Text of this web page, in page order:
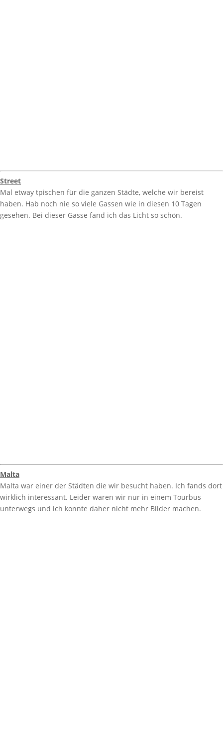
Street
Mal etway tpischen für die ganzen Städte, welche wir bereist
haben. Hab noch nie so viele Gassen wie in diesen 10 Tagen
gesehen. Bei dieser Gasse fand ich das Licht so schön.
Malta
Malta war einer der Städten die wir besucht haben. Ich fands dort
wirklich interessant. Leider waren wir nur in einem Tourbus
unterwegs und ich konnte daher nicht mehr Bilder machen.